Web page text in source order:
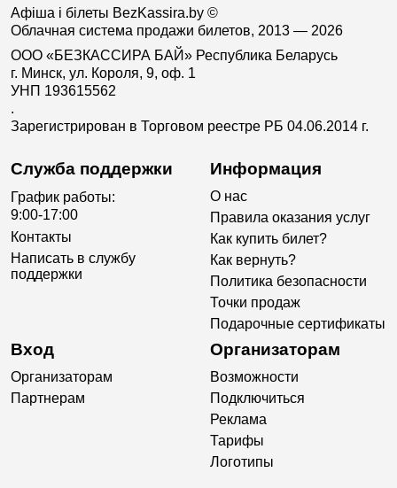
Афіша і білеты BezKassira.by ©
Облачная система продажи билетов, 2013 — 2026
ООО «БЕЗКАССИРА БАЙ» Республика Беларусь
г. Минск, ул. Короля, 9, оф. 1
УНП 193615562
.
Зарегистрирован в Торговом реестре РБ 04.06.2014 г.
Служба поддержки
График работы:
9:00-17:00
Контакты
Написать в службу
поддержки
Информация
О нас
Правила оказания услуг
Как купить билет?
Как вернуть?
Политика безопасности
Точки продаж
Подарочные сертификаты
Вход
Организаторам
Партнерам
Организаторам
Возможности
Подключиться
Реклама
Тарифы
Логотипы